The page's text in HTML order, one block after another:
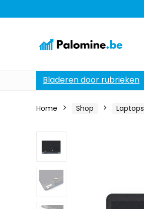
Bladeren door rubrieken
Home Shop Laptops